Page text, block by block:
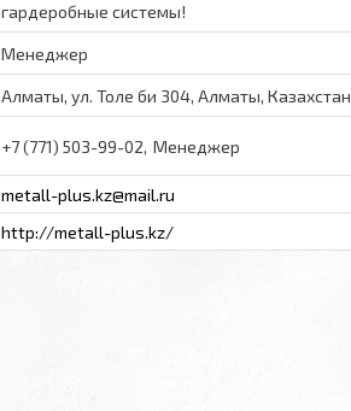
гардеробные системы!
Менеджер
Алматы, ул. Толе би 304, Алматы, Казахстан
+7 (771) 503-99-02 Менеджер
metall-plus.kz@mail.ru
http://metall-plus.kz/